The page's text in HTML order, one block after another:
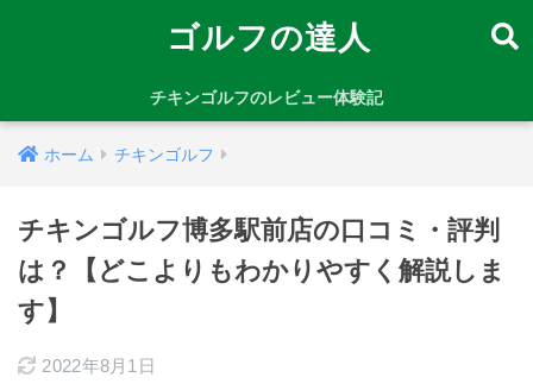
ゴルフの達人
チキンゴルフのレビュー体験記
ホーム チキンゴルフ
チキンゴルフ博多駅前店の口コミ・評判
は？【どこよりもわかりやすく解説しま
す】
2022年8月1日